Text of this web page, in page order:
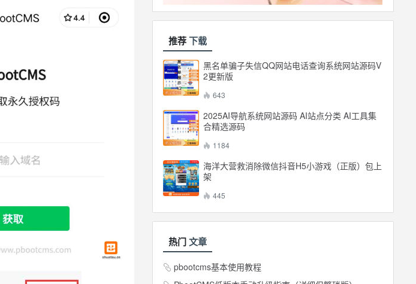
推荐下载
黑名单骗子失信QQ网站电话查询系统网站源码V
2更新版
643
2025AI导航系统网站源码 AI站点分类 AI工具集
合精选源码
1184
海洋大营救消除微信抖音H5小游戏（正版）包上
架
445
热门文章
pbootcms基本使用教程